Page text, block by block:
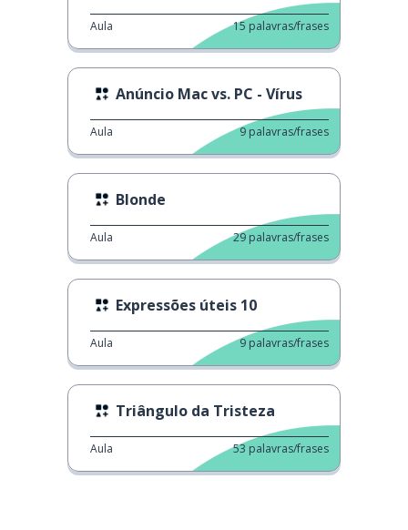
Aula 15 palavras/frases
Anúncio Mac vs. PC - Vírus
Aula 9 palavras/frases
Blonde
Aula 29 palavras/frases
Expressões úteis 10
Aula 9 palavras/frases
Triângulo da Tristeza
Aula 53 palavras/frases